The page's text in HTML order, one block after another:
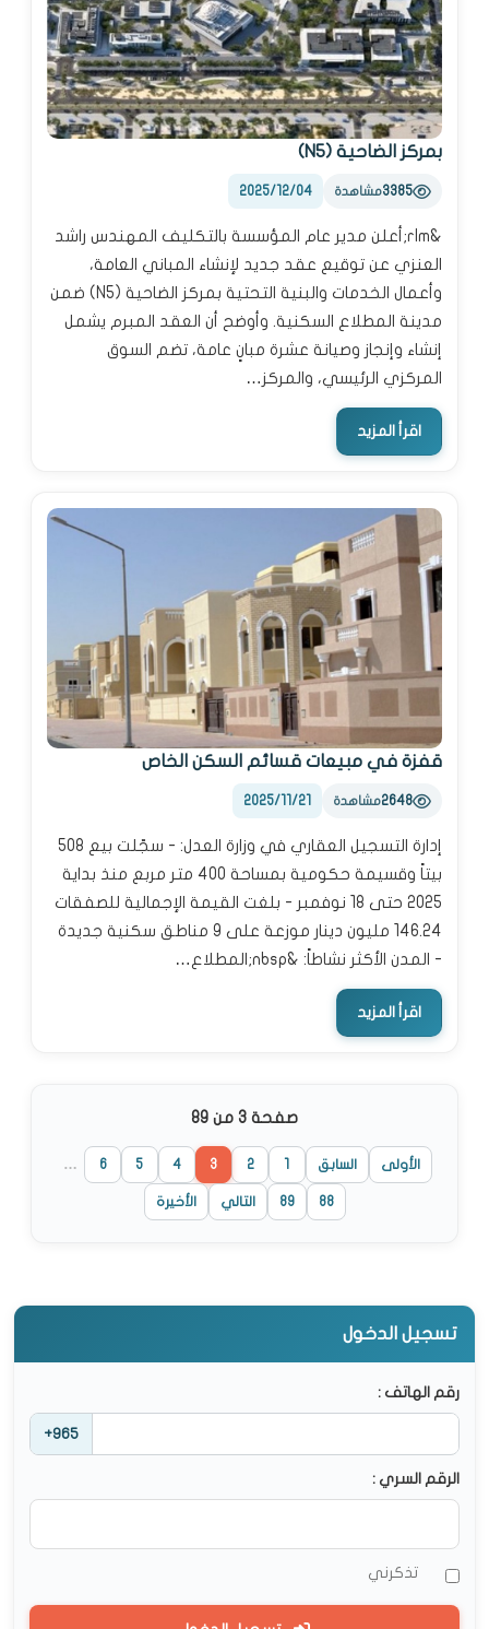
بمركز الضاحية (N5)
3385مشاهدة 2025/12/04
&rlm;أعلن مدير عام المؤسسة بالتكليف المهندس راشد
العنزي عن توقيع عقد جديد لإنشاء المباني العامة،
وأعمال الخدمات والبنية التحتية بمركز الضاحية (N5) ضمن
مدينة المطلاع السكنية. وأوضح أن العقد المبرم يشمل
إنشاء وإنجاز وصيانة عشرة مبانٍ عامة، تضم السوق
المركزي الرئيسي، والمركز…
اقرأ المزيد
قفزة في مبيعات قسائم السكن الخاص
2648مشاهدة 2025/11/21
إدارة التسجيل العقاري في وزارة العدل: - سجّلت بيع 508
بيتاً وقسيمة حكومية بمساحة 400 متر مربع منذ بداية
2025 حتى 18 نوفمبر - بلغت القيمة الإجمالية للصفقات
146.24 مليون دينار موزعة على 9 مناطق سكنية جديدة
- المدن الأكثر نشاطاً: &nbsp;المطلاع…
اقرأ المزيد
صفحة 3 من 89
الأولى السابق 2
3
4
5
6
…
88
89 التالي الأخيرة
تسجيل الدخول
رقم الهاتف :
+965
الرقم السري :
تذكرني